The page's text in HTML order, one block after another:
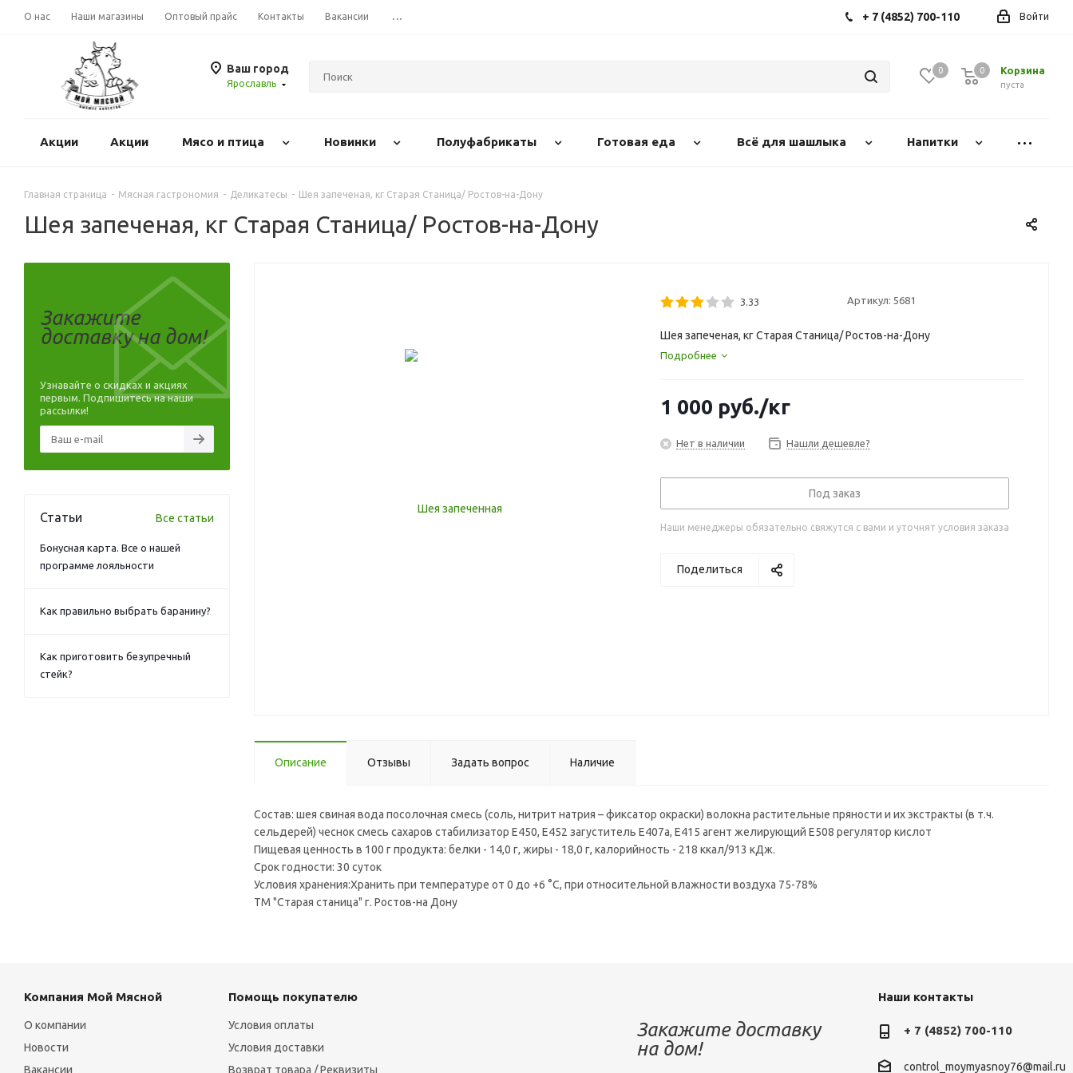
О нас Наши магазины Оптовый прайс Контакты Вакансии ... Войти
+ 7 (4852) 700-110
Ваш город
Ярославль
0 Корзина
0
пуста
0
Акции Акции Mясо и птица Новинки Полуфабрикаты Готовая еда Всё для шашлыка Напитки
Главная страница - Мясная гастрономия - Деликатесы - Шея запеченая, кг Старая Станица/ Ростов-на-Дону
Шея запеченая, кг Старая Станица/ Ростов-на-Дону
3.33 Артикул: 5681
Шея запеченая, кг Старая Станица/ Ростов-на-Дону
Подробнее
1 000 руб./кг
Нет в наличии Нашли дешевле?
Под заказ
Наши менеджеры обязательно свяжутся с вами и уточнят условия заказа
Поделиться
Описание Отзывы Задать вопрос Наличие
Состав: шея свиная вода посолочная смесь (соль, нитрит натрия – фиксатор окраски) волокна растительные пряности и их экстракты (в т.ч.
сельдерей) чеснок смесь сахаров стабилизатор Е450, Е452 загуститель Е407а, Е415 агент желирующий Е508 регулятор кислот
Пищевая ценность в 100 г продукта: белки - 14,0 г, жиры - 18,0 г, калорийность - 218 ккал/913 кДж.
Срок годности: 30 суток
Условия хранения:Хранить при температуре от 0 до +6 °C, при относительной влажности воздуха 75-78%
ТМ "Старая станица" г. Ростов-на Дону
Закажите
доставку на дом!
Узнавайте о скидках и акциях
первым. Подпишитесь на наши
рассылки!
Статьи Все статьи
Бонусная карта. Все о нашей
программе лояльности
Как правильно выбрать баранину?
Как приготовить безупречный
стейк?
Компания Мой Мясной
О компании
Новости
Вакансии
Помощь покупателю
Условия оплаты
Условия доставки
Возврат товара / Реквизиты
Закажите доставку
на дом!
Наши контакты
+ 7 (4852) 700-110
control_moymyasnoy76@mail.ru